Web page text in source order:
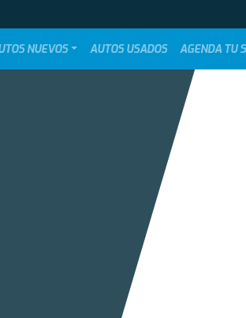
NUEVOS AUTOS USADOS AGENDA TU